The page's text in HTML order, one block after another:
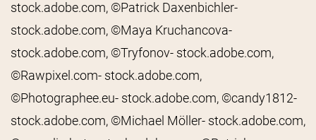
stock.adobe.com, ©Patrick Daxenbichler-
stock.adobe.com, ©Maya Kruchancova-
stock.adobe.com, ©Tryfonov- stock.adobe.com,
©Rawpixel.com- stock.adobe.com,
©Photographee.eu- stock.adobe.com, ©candy1812-
stock.adobe.com, ©Michael Möller- stock.adobe.com,